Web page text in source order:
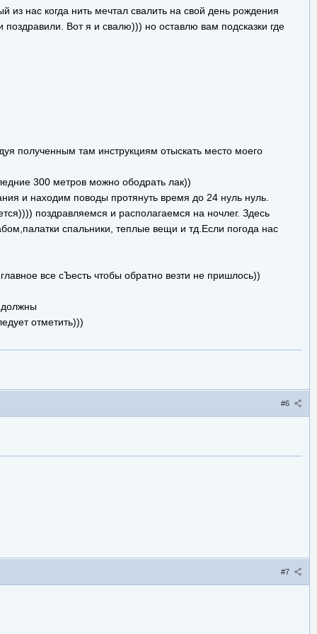
из нас когда нить мечтал свалить на свой день рождения
Вот я и свалю))) но оставлю вам подсказки где
полученным там инструкциям отыскать место моего
300 метров можно ободрать лак))
и находим поводы протянуть время до 24 нуль нуль.
поздравляемся и располагаемся на ночлег. Здесь
спальники, теплые вещи и тд.Если погода нас
все сЪесть чтобы обратно везти не пришлось))
должны
отметить)))
#6
#7